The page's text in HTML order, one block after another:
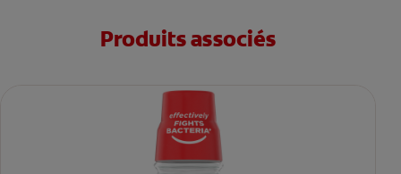
Produits associés